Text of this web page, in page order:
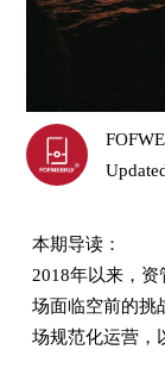
本期导读：
2018年以来，
场面临空前的挑
场规范化运营，